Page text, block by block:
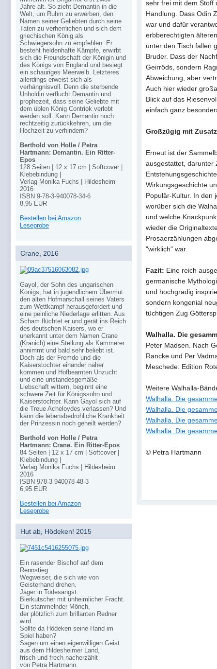
sehr frei mit dem Stoff
Handlung. Dass Odin
war und dafür
erbberechtigten
unter den Tisch fallen
Bruder. Dass der
Geirröds, sondern
Abweichung, aber
Auch hier wieder
Blick auf das
einfach ganz
Großzügig mit
Erneut ist der
ausgestattet, darunter
Wirkungsgeschichte
Populär-Kultur. In den
worüber sich die
und welche
wieder die
Prosaerzählungen
"wirklich" war.
Fazit: Eine reich
germanische
und hochgradig
sondern kongenial
tüchtigen Zug
Walhalla. Die
Peter Madsen. Nach
Rancke und Per
Meschede: Edition
Weitere Walhalla-
Walhalla. Die
Walhalla. Die
Walhalla. Die
Walhalla. Die
© Petra Hartmann
Jahre alt. So zieht Demantin in die
Welt, um Ruhm zu erwerben, den
Namen seiner Geliebten durch seine
Taten zu verherrlichen und sich dem
griechischen König als
Schwiegersohn zu empfehlen. Er
besteht heldenhafte Kämpfe, erwirbt
sich die Freundschaft der Königin und
des Königs von England und besiegt
ein schauriges Meerweib. Letzteres
allerdings erweist sich als
verhängnisvoll. Denn die sterbende
Unholdin verflucht Demantin und
prophezeit, dass seine Geliebte mit
dem üblen König Contriok verlobt
werden soll. Kann Demantin noch
rechtzeitig zurückkehren, um die
Hochzeit zu verhindern?
Berthold von Holle / Petra
Hartmann: Demantin. Ein Ritter-
Epos
128 Seiten | 12 x 17 cm | Softcover |
Klebebindung |
Verlag Monika Fuchs | Hildesheim
2016
ISBN 9-78-3-940078-34-6
8,95 EUR
Bestellen bei Amazon
Leseprobe
Crane, 2016
Gayol, der Sohn des ungarischen
Königs, hat in jugendlichem Übermut
den alten Hofmarschall seines Vaters
zum Wettkampf herausgefordert und
eine peinliche Niederlage erlitten. Aus
Scham flüchtet er und gerät ins Reich
des deutschen Kaisers, wo er
unerkannt unter dem Namen Crane
(Kranich) eine Stellung als Kämmerer
annimmt und bald sehr beliebt ist.
Doch als der Fremde und die
Kaiserstochter einander näher
kommen und Hofbeamten Unzucht
und eine unstandesgemäße
Liebschaft wittern, beginnt eine
schwere Zeit für Königssohn und
Kaiserstochter. Kann Gayol sich auf
die Treue Acheloydes verlassen? Und
kann die lebensbedrohliche Krankheit
der Prinzessin noch geheilt werden?
Berthold von Holle / Petra
Hartmann: Crane. Ein Ritter-Epos
84 Seiten | 12 x 17 cm | Softcover |
Klebebindung |
Verlag Monika Fuchs | Hildesheim
2016
ISBN 978-3-940078-48-3
6,95 EUR
Bestellen bei Amazon
Leseprobe
Hut ab, Hödeken! 2015
Ein rasender Bischof auf dem
Rennstieg.
Wegweiser, die sich wie von
Geisterhand drehen.
Jäger in Todesangst.
Bierkutscher mit unheimlicher Fracht.
Ein stammelnder Mönch,
der plötzlich zum brillanten Redner
wird.
Sollte da Hödeken seine Hand im
Spiel haben?
Sagen um einen eigenwilligen Geist
aus dem Hildesheimer Land,
frisch und frech nacherzählt
von Petra Hartmann.